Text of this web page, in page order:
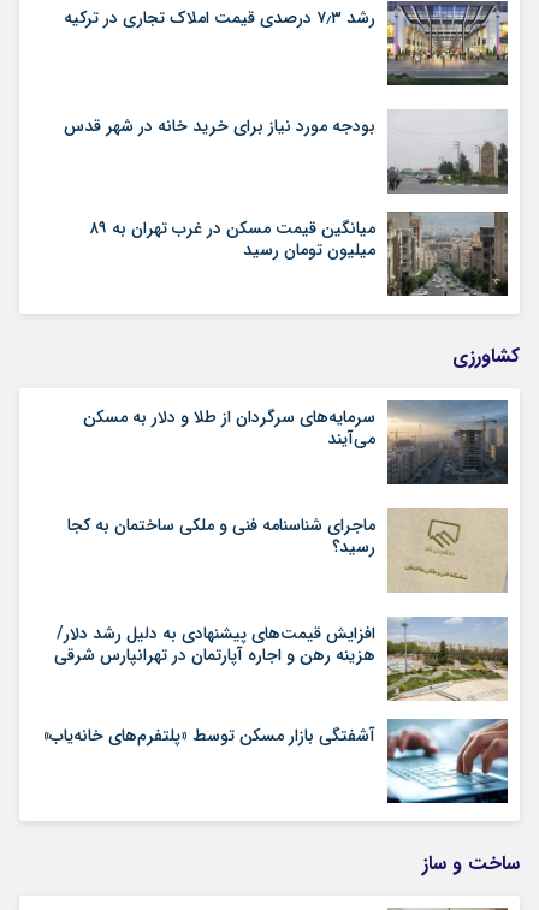
رشد ۷٫۳ درصدی قیمت‌ املاک تجاری در ترکیه
بودجه مورد نیاز برای خرید خانه در شهر قدس
میانگین قیمت مسکن در غرب تهران به ۸۹
میلیون تومان رسید
کشاورزی
سرمایه‌های سرگردان از طلا و دلار به مسکن
می‌آیند
ماجرای شناسنامه‌ فنی و ملکی ساختمان به کجا
رسید؟
افزایش قیمت‌های پیشنهادی به دلیل رشد دلار/
هزینه رهن و اجاره آپارتمان در تهرانپارس شرقی
آشفتگی بازار مسکن توسط «پلتفرم‌های خانه‌یاب»
ساخت و ساز